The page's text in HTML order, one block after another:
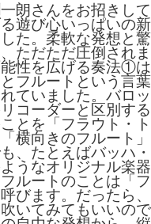
朗さんをお招きし
遊び心いっぱいの
た。柔軟な発想と
ただただ圧倒されま
性を広げる奏法①
フルートという言
ていました。バロ
コーダーと区別す
とを「フラウト・
横向きのフルート
、たとえばバッハ
うなオリジナル楽
ルートのことは「
びます。だったら
いてみてもいいので